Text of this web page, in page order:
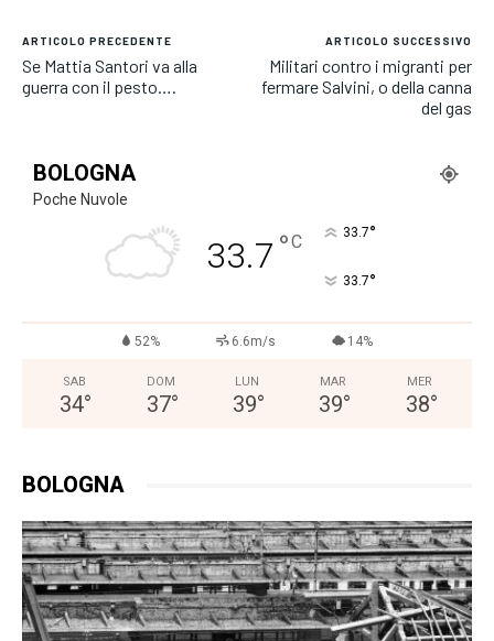
ARTICOLO PRECEDENTE
Se Mattia Santori va alla
guerra con il pesto….
ARTICOLO SUCCESSIVO
Militari contro i migranti per
fermare Salvini, o della canna
del gas
BOLOGNA
Poche Nuvole
33.7 °C 33.7°
33.7°
52% 6.6m/s 14%
SAB
34°
DOM
37°
LUN
39°
MAR
39°
MER
38°
BOLOGNA